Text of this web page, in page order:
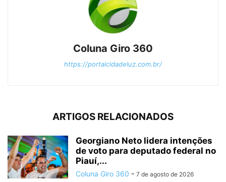
Coluna Giro 360
https://portalcidadeluz.com.br/
ARTIGOS RELACIONADOS
Georgiano Neto lidera intenções
de voto para deputado federal no
Piauí,...
Coluna Giro 360 - 7 de agosto de 2026